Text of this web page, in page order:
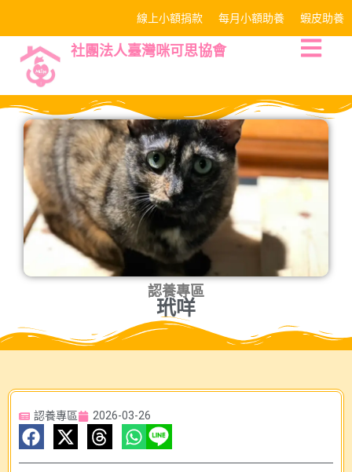
線上小額捐款 每月小額助養 蝦皮助養
社團法人臺灣咪可思協會
認養專區
玳咩
認養專區 2026-03-26